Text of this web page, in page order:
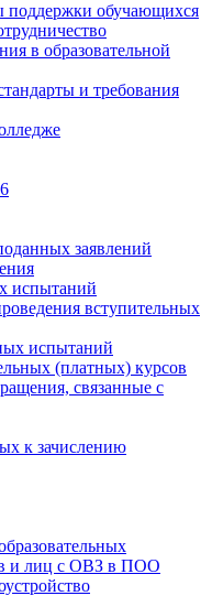
обучающихся
в образовательной
и требования
заявлений
испытаний
вступительных
испытаний
(платных) курсов
связанные с
к зачислению
и лиц с ОВЗ в ПОО